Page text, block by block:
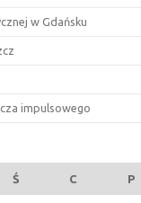
w Gdańsku
impulsowego
Ś C P